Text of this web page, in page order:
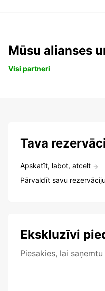
Mūsu alianses
Visi partneri
Tava
Apskatīt, labot, atcelt
Pārvaldīt savu rezervāciju
Ekskluzīvi
Piesakies, lai